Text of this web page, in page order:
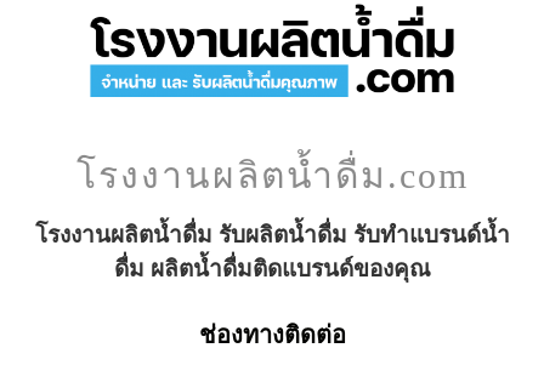
โรงงานผลิตน้ำดื่ม.com
โรงงานผลิตน้ำดื่ม รับผลิตน้ำดื่ม รับทำแบรนด์น้ำ
ดื่ม ผลิตน้ำดื่มติดแบรนด์ของคุณ
ช่องทางติดต่อ